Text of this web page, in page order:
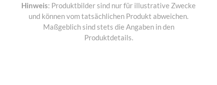
Hinweis: Produktbilder sind nur für illustrative Zwecke
und können vom tatsächlichen Produkt abweichen.
Maßgeblich sind stets die Angaben in den
Produktdetails.